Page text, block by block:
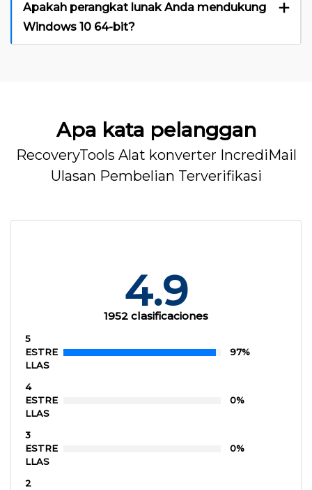
Apakah perangkat lunak Anda mendukung
Windows 10 64-bit?
Apa kata pelanggan
RecoveryTools Alat konverter IncrediMail
Ulasan Pembelian Terverifikasi
4.9
1952 clasificaciones
5
ESTRE
LLAS
97%
4
ESTRE
LLAS
0%
3
ESTRE
LLAS
0%
2